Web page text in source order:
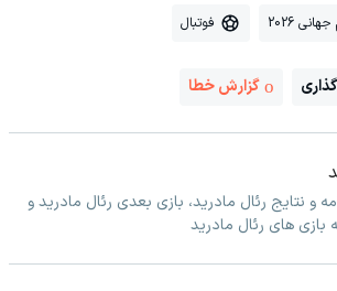
2026 فوتبال
گزارش خطا
و نتایج رئال مادرید، بازی بعدی رئال مادرید و
بازی های رئال مادرید